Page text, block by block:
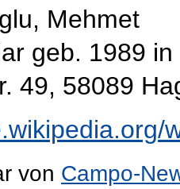
Mehmet
geb. 1989 in
49, 58089
von Campo-